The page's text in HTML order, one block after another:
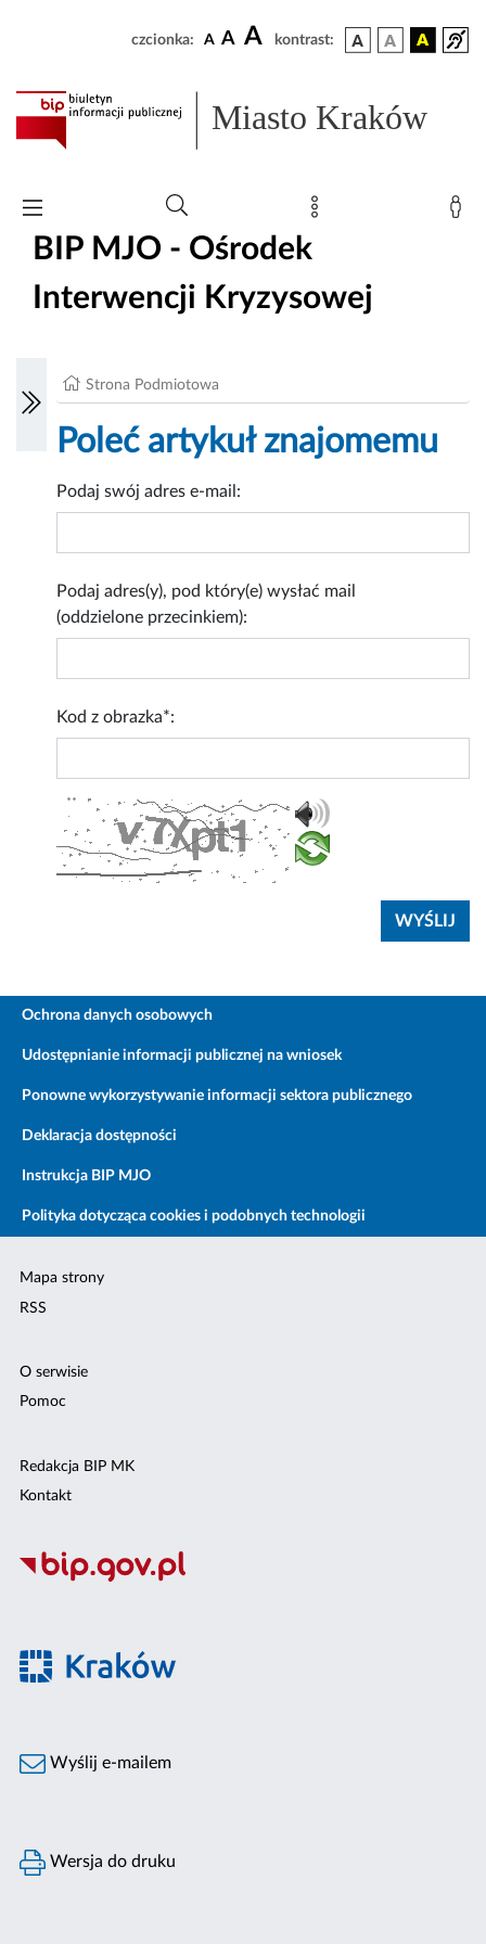
czcionka: A A A kontrast:
Miasto Kraków
BIP MJO - Ośrodek
Interwencji Kryzysowej
Strona Podmiotowa
Poleć artykuł znajomemu
Podaj swój adres e-mail:
Podaj adres(y), pod który(e) wysłać mail
(oddzielone przecinkiem):
Kod z obrazka*:
Ochrona danych osobowych
Udostępnianie informacji publicznej na wniosek
Ponowne wykorzystywanie informacji sektora publicznego
Deklaracja dostępności
Instrukcja BIP MJO
Polityka dotycząca cookies i podobnych technologii
Mapa strony
RSS
O serwisie
Pomoc
Redakcja BIP MK
Kontakt
Wyślij e-mailem
Wersja do druku